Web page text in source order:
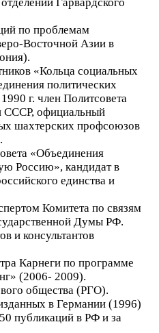
по проблемам
Восточной Азии в
«Кольца социальных
политических
г. член Политсовета
СССР, официальный
шахтерских профсоюзов
«Объединения
Россию», кандидат в
единства и
Комитета по связям
Думы РФ.
и консультантов
Карнеги по программе
(2006- 2009).
общества (РГО).
в Германии (1996)
публикаций в РФ и за